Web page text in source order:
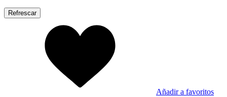
Añadir a favoritos